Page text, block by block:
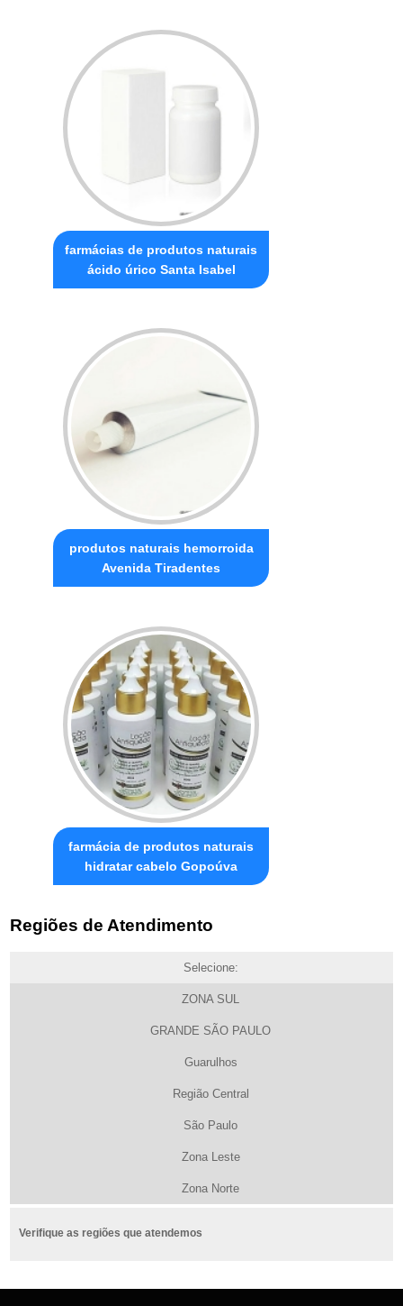
farmácias de produtos naturais
ácido úrico Santa Isabel
produtos naturais hemorroida
Avenida Tiradentes
farmácia de produtos naturais
hidratar cabelo Gopoúva
Regiões de Atendimento
Selecione:
ZONA SUL
GRANDE SÃO PAULO
Guarulhos
Região Central
São Paulo
Zona Leste
Zona Norte
Verifique as regiões que atendemos